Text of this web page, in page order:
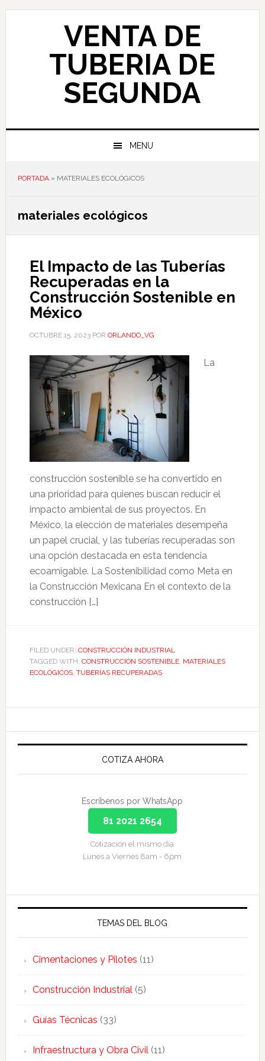
Skip
Skip
Skip
VENTA DE
TUBERIA DE
SEGUNDA
MENU
PORTADA» MATERIALES ECOLÓGICOS
materiales ecológicos
El Impacto de las Tuberías
Recuperadas en la
Construcción Sostenible en
México
OCTUBRE 15, 2023POR ORLANDO_VG
La
construcción sostenible se ha convertido en
una prioridad para quienes buscan reducir el
impacto ambiental de sus proyectos. En
México, la elección de materiales desempeña
un papel crucial, y las tuberías recuperadas son
una opción destacada en esta tendencia
ecoamigable. La Sostenibilidad como Meta en
la Construcción Mexicana En el contexto de la
construcción […]
FILED UNDER: CONSTRUCCIÓN INDUSTRIAL
TAGGED WITH: CONSTRUCCIÓN SOSTENIBLE, MATERIALES
ECOLÓGICOS, TUBERÍAS RECUPERADAS
Sidebar
COTIZA AHORA
Escríbenos por WhatsApp
81 2021 2654
Cotización el mismo día
Lunes a Viernes 8am - 6pm
TEMAS DEL BLOG
Cimentaciones y Pilotes (11)
Construcción Industrial(5)
Guías Técnicas (33)
Infraestructura y Obra Civil(11)